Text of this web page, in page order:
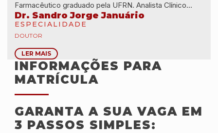
Farmacêutico graduado pela UFRN. Analista Clínico
habilitado pela Faculdade de Ciências Farmacêuticas da
USP. Especialista em Educação em Saúde Pública pela
FIOCRUZ.
Dr. Sandro Jorge Januário
ESPECIALIDADE
DOUTOR
LER MAIS
INFORMAÇÕES PARA
MATRÍCULA
GARANTA A SUA VAGA EM
3 PASSOS SIMPLES: